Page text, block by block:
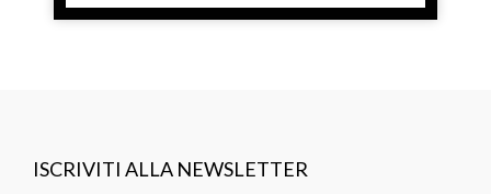
ISCRIVITI ALLA NEWSLETTER